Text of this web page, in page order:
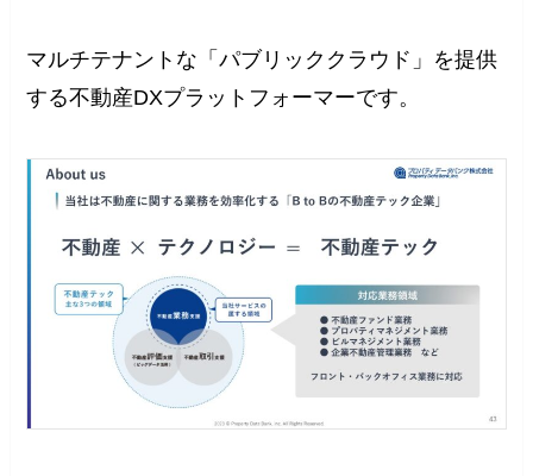
マルチテナントな「パブリッククラウド」を提供
する不動産DXプラットフォーマーです。